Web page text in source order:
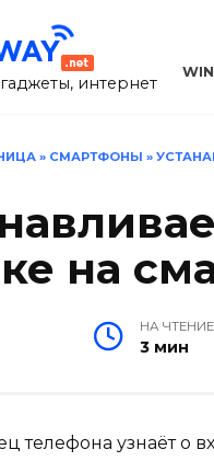
интернет
» СМАРТФОНЫ »
на
НА ЧТЕНИЕ
3 мин
телефона узнаёт